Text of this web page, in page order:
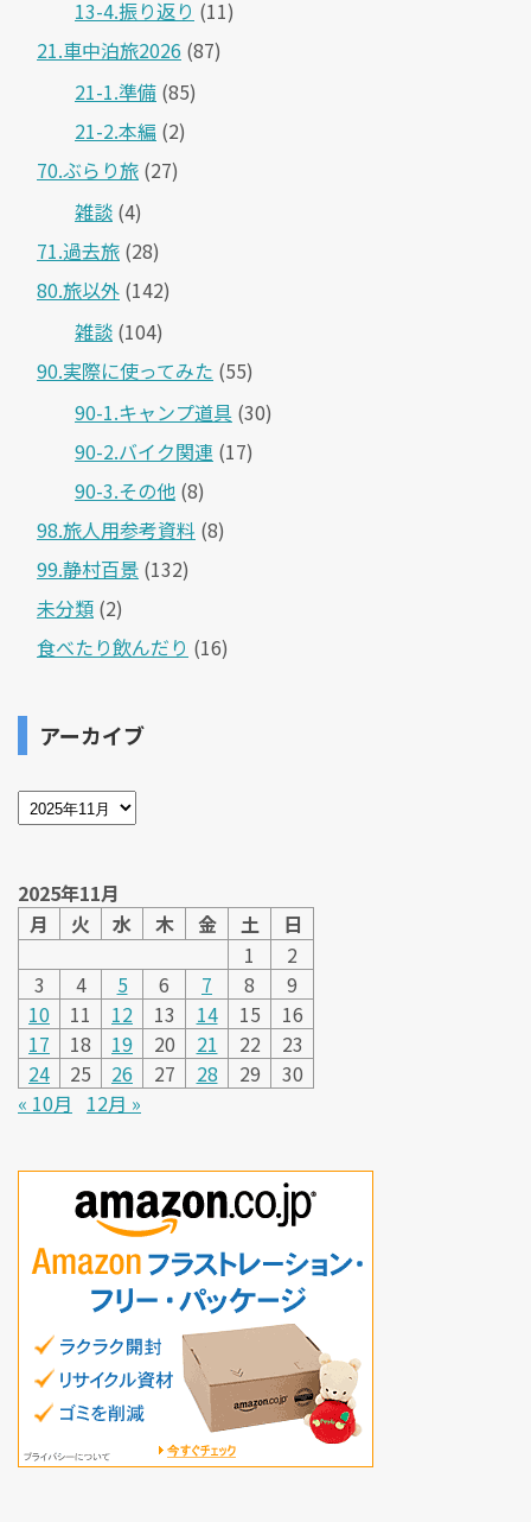
13-4.振り返り (11)
21.車中泊旅2026 (87)
21-1.準備 (85)
21-2.本編 (2)
70.ぶらり旅 (27)
雑談 (4)
71.過去旅 (28)
80.旅以外 (142)
雑談 (104)
90.実際に使ってみた (55)
90-1.キャンプ道具 (30)
90-2.バイク関連 (17)
90-3.その他 (8)
98.旅人用参考資料 (8)
99.静村百景 (132)
未分類 (2)
食べたり飲んだり (16)
アーカイブ
2025年11月
月
火 水 木 金 土
日
1
2
3
4 5 6 7 8
9
10
11 12 13 14 15
16
17
18 19 20 21 22
23
24
25 26 27 28 29
30
« 10月
12月 »